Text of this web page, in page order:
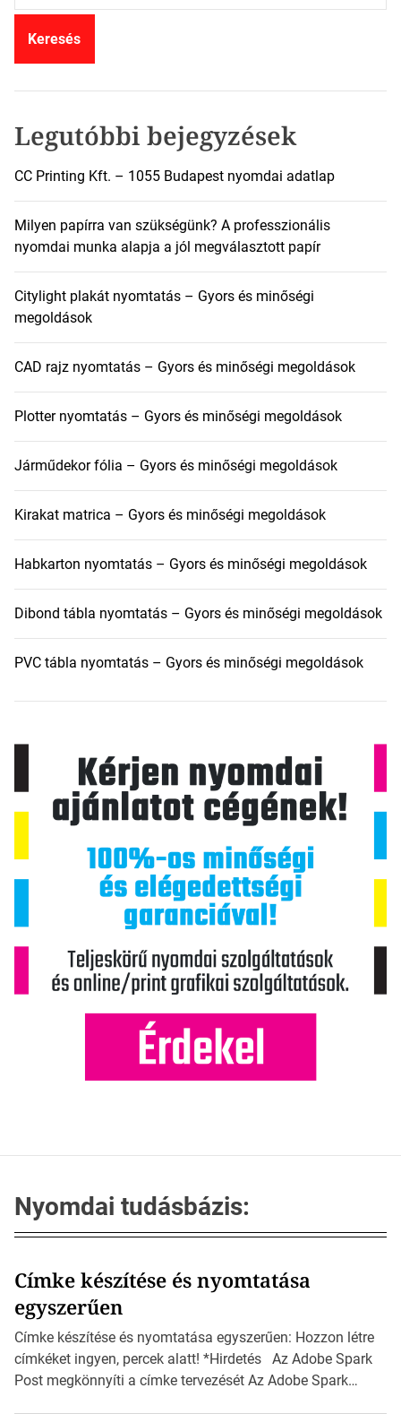
r
Legutóbbi bejegyzések
CC Printing Kft. – 1055 Budapest nyomdai adatlap
Milyen papírra van szükségünk? A professzionális
nyomdai munka alapja a jól megválasztott papír
Citylight plakát nyomtatás – Gyors és minőségi
megoldások
CAD rajz nyomtatás – Gyors és minőségi megoldások
Plotter nyomtatás – Gyors és minőségi megoldások
Járműdekor fólia – Gyors és minőségi megoldások
Kirakat matrica – Gyors és minőségi megoldások
Habkarton nyomtatás – Gyors és minőségi megoldások
Dibond tábla nyomtatás – Gyors és minőségi megoldások
PVC tábla nyomtatás – Gyors és minőségi megoldások
Nyomdai tudásbázis:
Címke készítése és nyomtatása
egyszerűen
Címke készítése és nyomtatása egyszerűen: Hozzon létre
címkéket ingyen, percek alatt! *Hirdetés Az Adobe Spark
Post megkönnyíti a címke tervezését Az Adobe Spark